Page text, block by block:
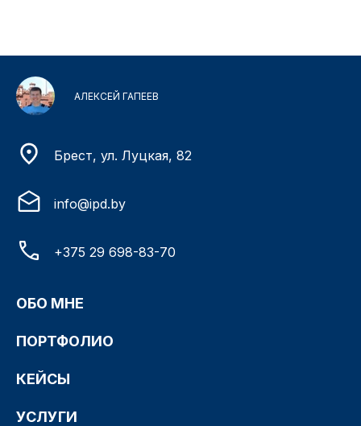
АЛЕКСЕЙ ГАПЕЕВ
Брест, ул. Луцкая, 82
info@ipd.by
+375 29 698-83-70
ОБО МНЕ
ПОРТФОЛИО
КЕЙСЫ
УСЛУГИ